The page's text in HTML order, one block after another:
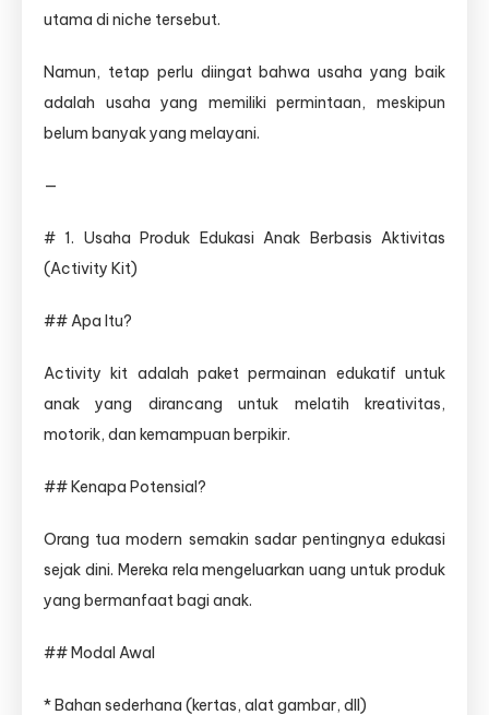
utama di niche tersebut.
Namun, tetap perlu diingat bahwa usaha yang baik
adalah usaha yang memiliki permintaan, meskipun
belum banyak yang melayani.
—
# 1. Usaha Produk Edukasi Anak Berbasis Aktivitas
(Activity Kit)
## Apa Itu?
Activity kit adalah paket permainan edukatif untuk
anak yang dirancang untuk melatih kreativitas,
motorik, dan kemampuan berpikir.
## Kenapa Potensial?
Orang tua modern semakin sadar pentingnya edukasi
sejak dini. Mereka rela mengeluarkan uang untuk produk
yang bermanfaat bagi anak.
## Modal Awal
* Bahan sederhana (kertas, alat gambar, dll)